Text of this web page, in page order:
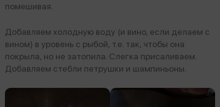
помешивая.
Добавляем холодную воду (и вино, если делаем с
вином) в уровень с рыбой, т.е. так, чтобы она
покрыла, но не затопила. Слегка присаливаем.
Добавляем стебли петрушки и шампиньоны.